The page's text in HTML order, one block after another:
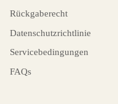
Rückgaberecht
Datenschutzrichtlinie
Servicebedingungen
FAQs